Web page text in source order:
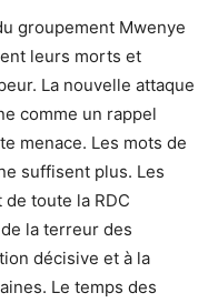
groupement Mwenye
leurs morts et
La nouvelle attaque
comme un rappel
menace. Les mots de
suffisent plus. Les
toute la RDC
la terreur des
décisive et à la
Le temps des